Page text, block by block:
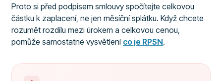
Proto si před podpisem smlouvy spočítejte celkovou
částku k zaplacení, ne jen měsíční splátku. Když chcete
rozumět rozdílu mezi úrokem a celkovou cenou,
pomůže samostatné vysvětlení co je RPSN.